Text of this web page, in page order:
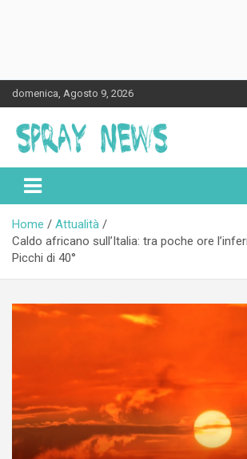
Skip
to
content
domenica, Agosto 9, 2026
Spraynews.it
Home
Attualità
Caldo africano sull’Italia: tra poche ore
Picchi di 40°